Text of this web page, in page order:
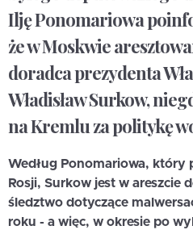
Ilję Ponomariowa
że w Moskwie
doradca prezydenta
Władisław Surkow,
na Kremlu za politykę
Według Ponomariowa, który
Rosji, Surkow jest w areszcie
śledztwo dotyczące
roku - a więc, w okresie po